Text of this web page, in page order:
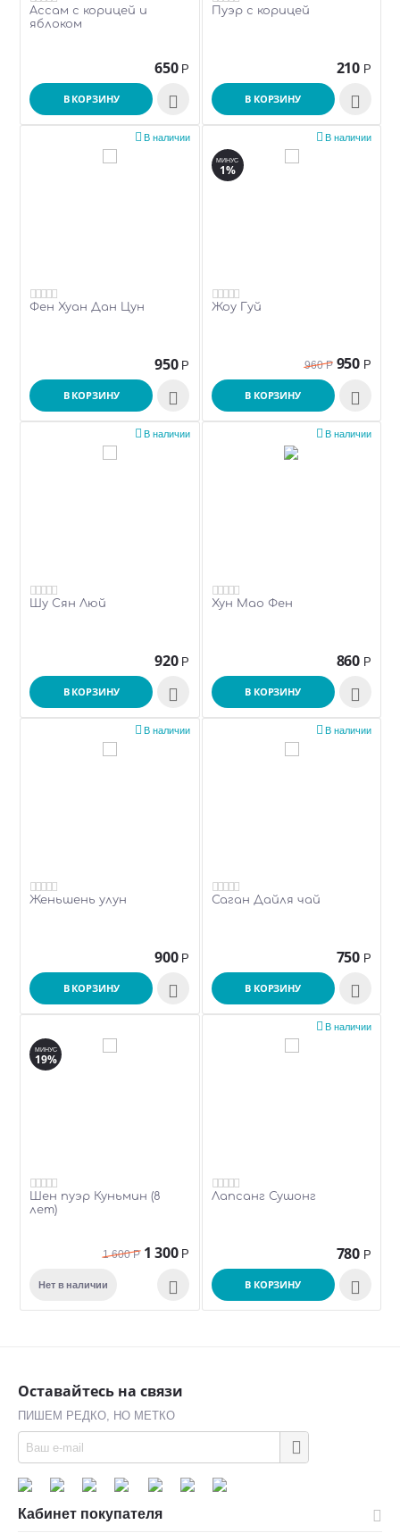
Ассам с корицей и
яблоком
650 Р
В КОРЗИНУ 
Пуэр с корицей
210 Р
В КОРЗИНУ 
В наличии

Фен Хуан Дан Цун
950 Р
В КОРЗИНУ 
В наличии

МИНУС
1%
Жоу Гуй
960 Р 950 Р
В КОРЗИНУ 
В наличии

Шу Сян Люй
920 Р
В КОРЗИНУ 
В наличии

Хун Мао Фен
860 Р
В КОРЗИНУ 
В наличии

Женьшень улун
900 Р
В КОРЗИНУ 
В наличии

Саган Дайля чай
750 Р
В КОРЗИНУ 
МИНУС
19%
Шен пуэр Куньмин (8
лет)
1 600 Р 1 300 Р
Нет в наличии 
В наличии

Лапсанг Сушонг
780 Р
В КОРЗИНУ 
Оставайтесь на связи
ПИШЕМ РЕДКО, НО МЕТКО
Кабинет покупателя